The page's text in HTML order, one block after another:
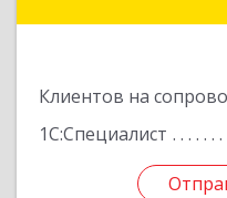
Клиентов на
1С:Специалист